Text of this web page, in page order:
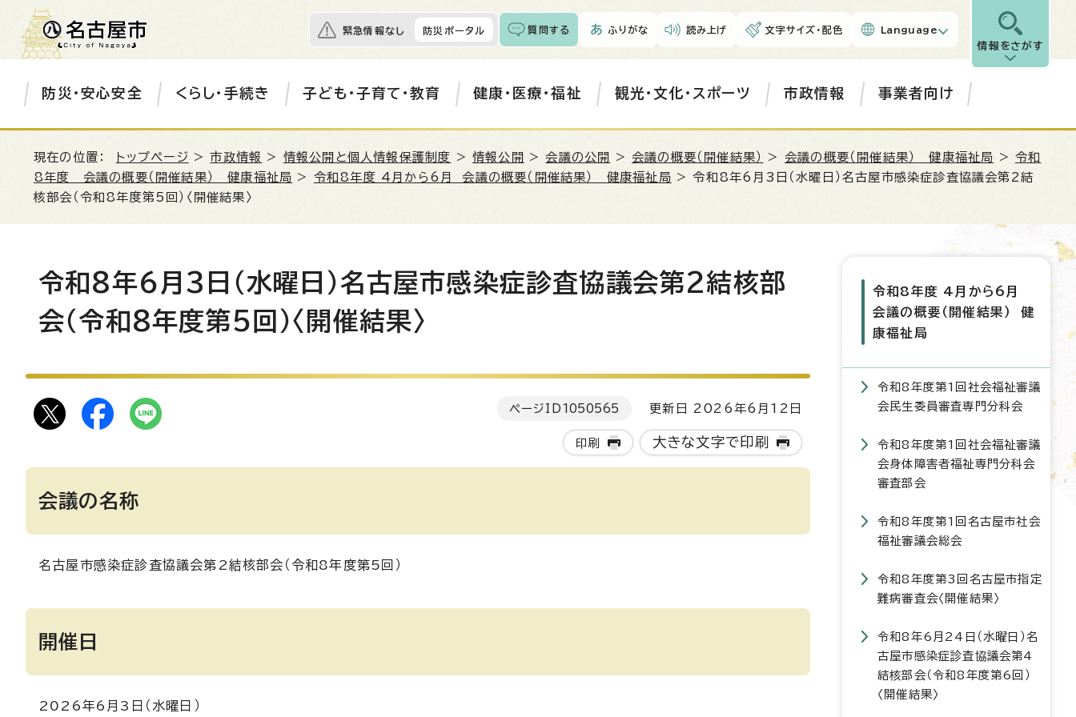
緊急情報なし 防災ポータル 質問する ふりがな 読み上げ 文字サイズ・配色 Language
情報をさがす
防災・安心安全 くらし・手続き 子ども・子育て・教育 健康・医療・福祉 観光・文化・スポーツ 市政情報 事業者向け
現在の位置： トップページ >市政情報 > 情報公開と個人情報保護制度 >情報公開 > 会議の公開 > 会議の概要（開催結果） > 会議の概要（開催結果） 健康福祉局 > 令和
8年度 会議の概要（開催結果） 健康福祉局 > 令和8年度 4月から6月 会議の概要（開催結果） 健康福祉局 > 令和8年6月3日（水曜日）名古屋市感染症診査協議会第2結
核部会（令和8年度第5回）〈開催結果〉
令和8年6月3日（水曜日）名古屋市感染症診査協議会第2結核部
会（令和8年度第5回）〈開催結果〉
ページID 1050565 更新日 2026年6月12日
印刷 大きな文字で印刷
会議の名称
名古屋市感染症診査協議会第2結核部会（令和8年度第5回）
開催日
2026年6月3日（水曜日）
令和8年度 4月から6月
会議の概要（開催結果） 健
康福祉局
令和8年度第1回社会福祉審議
会民生委員審査専門分科会
令和8年度第1回社会福祉審議
会身体障害者福祉専門分科会
審査部会
令和8年度第1回名古屋市社会
福祉審議会総会
令和8年度第3回名古屋市指定
難病審査会〈開催結果〉
令和8年6月24日（水曜日）名
古屋市感染症診査協議会第4
結核部会（令和8年度第6回）
〈開催結果〉